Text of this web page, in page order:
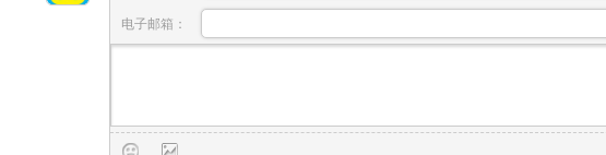
电子邮箱：